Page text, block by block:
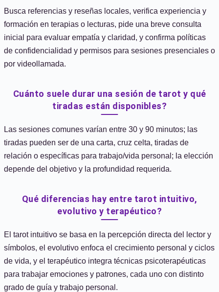
Busca referencias y reseñas locales, verifica experiencia y
formación en terapias o lecturas, pide una breve consulta
inicial para evaluar empatía y claridad, y confirma políticas
de confidencialidad y permisos para sesiones presenciales o
por videollamada.
Cuánto suele durar una sesión de tarot y qué
tiradas están disponibles?
Las sesiones comunes varían entre 30 y 90 minutos; las
tiradas pueden ser de una carta, cruz celta, tiradas de
relación o específicas para trabajo/vida personal; la elección
depende del objetivo y la profundidad requerida.
Qué diferencias hay entre tarot intuitivo,
evolutivo y terapéutico?
El tarot intuitivo se basa en la percepción directa del lector y
símbolos, el evolutivo enfoca el crecimiento personal y ciclos
de vida, y el terapéutico integra técnicas psicoterapéuticas
para trabajar emociones y patrones, cada uno con distinto
grado de guía y trabajo personal.